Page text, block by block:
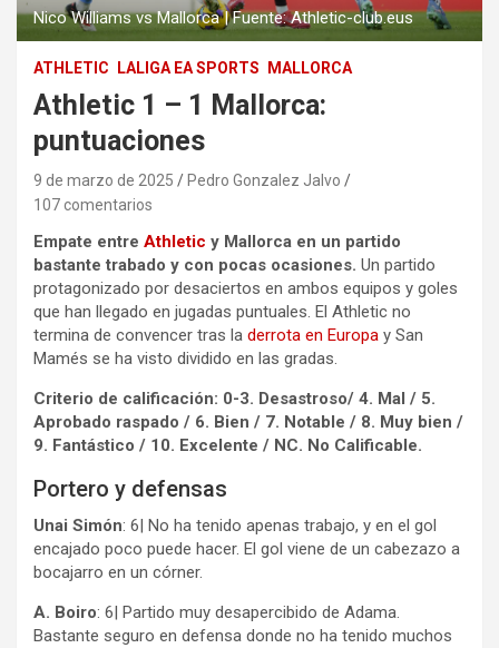
Nico Williams vs Mallorca | Fuente: Athletic-club.eus
ATHLETIC LALIGA EA SPORTS MALLORCA
Athletic 1 – 1 Mallorca:
puntuaciones
9 de marzo de 2025
Pedro Gonzalez Jalvo
107 comentarios
Empate entre Athletic y Mallorca en un partido
bastante trabado y con pocas ocasiones. Un partido
protagonizado por desaciertos en ambos equipos y goles
que han llegado en jugadas puntuales. El Athletic no
termina de convencer tras la derrota en Europa y San
Mamés se ha visto dividido en las gradas.
Criterio de calificación: 0-3. Desastroso/ 4. Mal / 5.
Aprobado raspado / 6. Bien / 7. Notable / 8. Muy bien /
9. Fantástico / 10. Excelente / NC. No Calificable.
Portero y defensas
Unai Simón: 6| No ha tenido apenas trabajo, y en el gol
encajado poco puede hacer. El gol viene de un cabezazo a
bocajarro en un córner.
A. Boiro: 6| Partido muy desapercibido de Adama.
Bastante seguro en defensa donde no ha tenido muchos